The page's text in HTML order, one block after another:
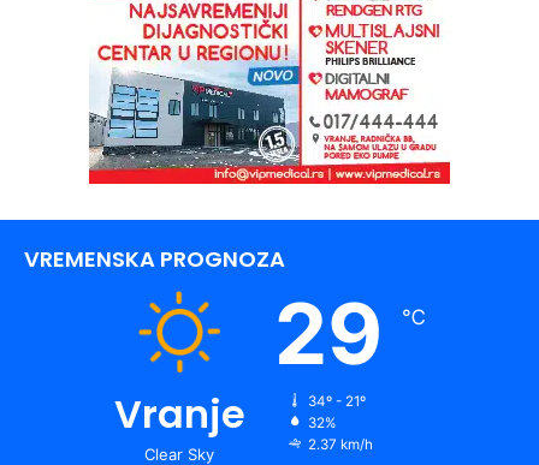
VREMENSKA PROGNOZA
Vranje
Clear Sky
29 ℃
34º - 21º
32%
2.37 km/h